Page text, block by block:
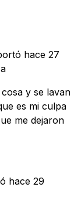
hace 27
y se lavan
es mi culpa
me dejaron
hace 29